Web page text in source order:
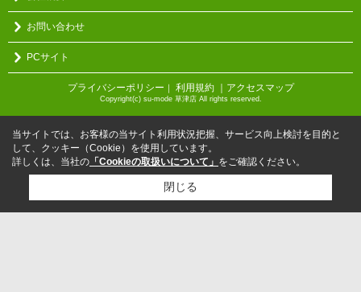
お問い合わせ
PCサイト
プライバシーポリシー 利用規約 ｜アクセスマップ
Copyright(c) su-mode 草津店 All rights reserved.
当サイトでは、お客様の当サイト利用状況把握、サービス向上検討を目的と
して、クッキー（Cookie）を使用しています。
詳しくは、当社の 「Cookieの取扱いについて」 をご確認ください。
閉じる